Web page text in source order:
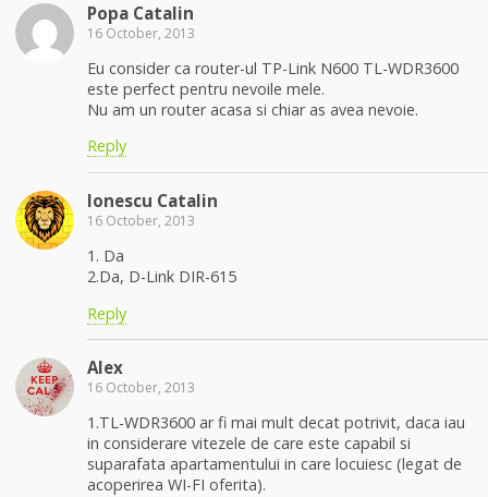
Popa Catalin
16 October, 2013
Eu consider ca router-ul TP-Link N600 TL-WDR3600
este perfect pentru nevoile mele.
Nu am un router acasa si chiar as avea nevoie.
Reply
Ionescu Catalin
16 October, 2013
1. Da
2.Da, D-Link DIR-615
Reply
Alex
16 October, 2013
1.TL-WDR3600 ar fi mai mult decat potrivit, daca iau
in considerare vitezele de care este capabil si
suparafata apartamentului in care locuiesc (legat de
acoperirea WI-FI oferita).